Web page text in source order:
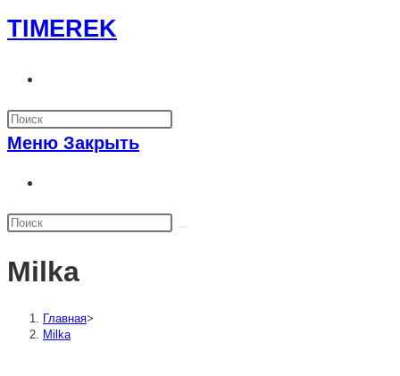
Перейти
к
TIMEREK
по
веб-
Меню Закрыть
по
сайту
Milka
Главная>
Milka